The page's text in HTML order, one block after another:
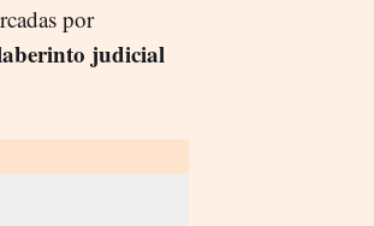
por
judicial